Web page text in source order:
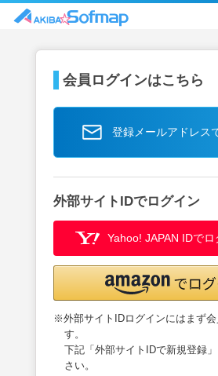
会員ログインはこちら
登録メールアドレス
外部サイトIDでログイン
Yahoo! JAPAN IDでロ
※外部サイトIDログインにはまず
す。
下記「外部サイトIDで新規登録
さい。